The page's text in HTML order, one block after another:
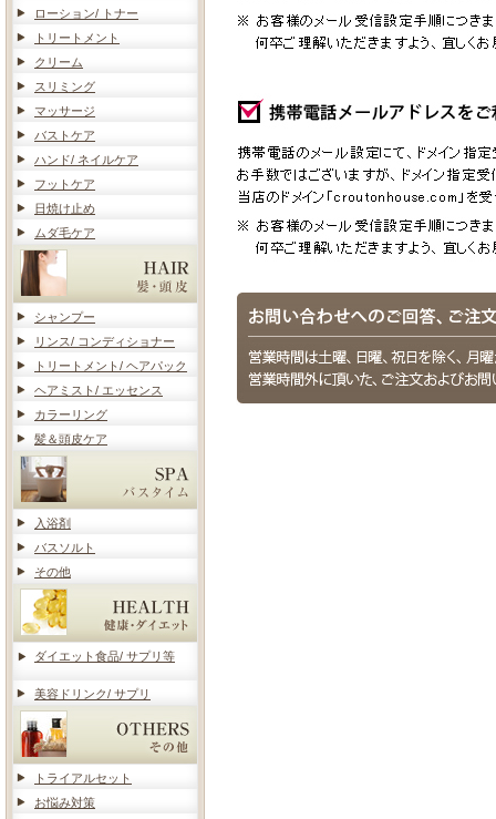
ローション/ トナー
トリートメント
クリーム
スリミング
マッサージ
バストケア
ハンド/ ネイルケア
フットケア
日焼け止め
ムダ毛ケア
シャンプー
リンス/ コンディショナー
トリートメント/ ヘアパック
ヘアミスト/ エッセンス
カラーリング
髪＆頭皮ケア
入浴剤
バスソルト
その他
ダイエット食品/ サプリ等
美容ドリンク/ サプリ
トライアルセット
お悩み対策